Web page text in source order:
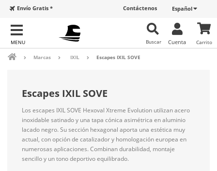
Español
Contáctenos
Envío Gratis *
Carrito
Cuenta
Buscar
Marcas IXIL Escapes IXIL SOVE
Escapes IXIL SOVE
Los escapes IXIL SOVE Hexoval Xtreme Evolution utilizan acero
inoxidable satinado y una tapa cónica asimétrica en aluminio
lacado negro. Su sección hexagonal aporta una estética muy
actual, con opción de catalizador y homologación europea en
numerosas aplicaciones. Combinan durabilidad, montaje
sencillo y un tono deportivo equilibrado.